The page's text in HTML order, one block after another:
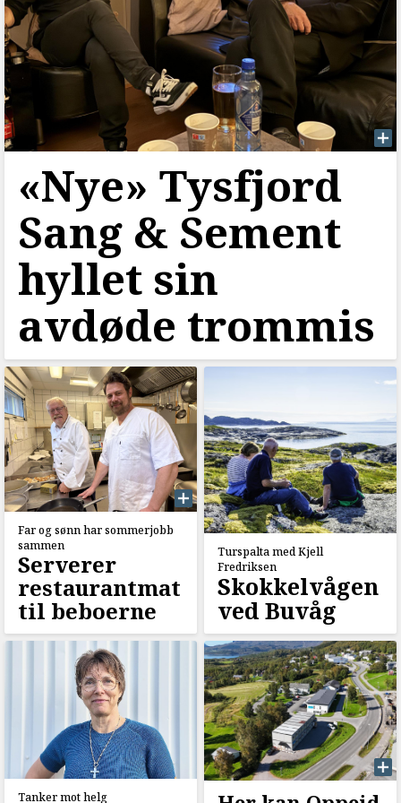
«Nye» Tysfjord
Sang & Sement
hyllet sin
avdøde trommis
Far og sønn har sommerjobb
sammen
Serverer
restaurantmat
til beboerne
Turspalta med Kjell
Fredriksen
Skokkelvågen
ved Buvåg
Tanker mot helg